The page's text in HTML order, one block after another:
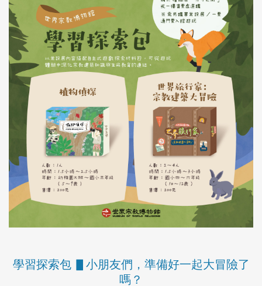
學習探索包 ▋小朋友們，準備好一起大冒險了
嗎？